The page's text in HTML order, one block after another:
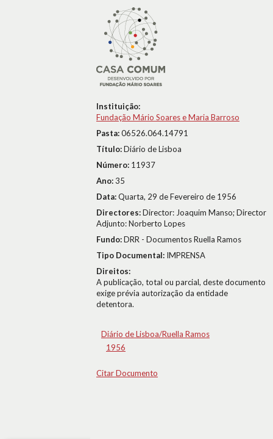
Instituição:
Fundação Mário Soares e Maria Barroso
Pasta:06526.064.14791
Título:Diário de Lisboa
Número: 11937
Ano:35
Data:Quarta, 29 de Fevereiro de 1956
Directores:Director: Joaquim Manso; Director
Adjunto: Norberto Lopes
Fundo:DRR - Documentos Ruella Ramos
Tipo Documental: IMPRENSA
Direitos:
A publicação, total ou parcial, deste documento
exige prévia autorização da entidade
detentora.
Diário de Lisboa/Ruella Ramos
1956
Citar Documento